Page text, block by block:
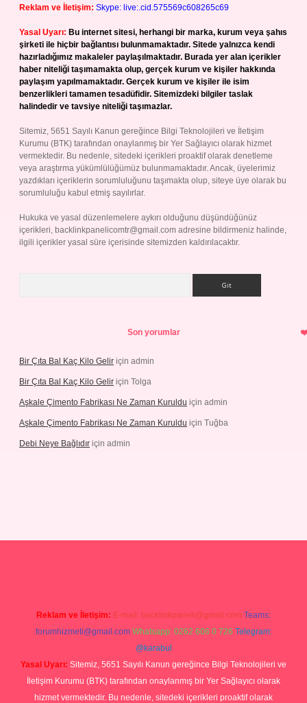
Reklam ve İletişim: Skype: live:.cid.575569c608265c69
Yasal Uyarı: Bu internet sitesi, herhangi bir marka, kurum veya şahıs
şirketi ile hiçbir bağlantısı bulunmamaktadır. Sitede yalnızca kendi
hazırladığımız makaleler paylaşılmaktadır. Burada yer alan içerikler
haber niteliği taşımamakta olup, gerçek kurum ve kişiler hakkında
paylaşım yapılmamaktadır. Gerçek kurum ve kişiler ile isim
benzerlikleri tamamen tesadüfidir. Sitemizdeki bilgiler taslak
halindedir ve tavsiye niteliği taşımazlar.
Sitemiz, 5651 Sayılı Kanun gereğince Bilgi Teknolojileri ve İletişim
Kurumu (BTK) tarafından onaylanmış bir Yer Sağlayıcı olarak hizmet
vermektedir. Bu nedenle, sitedeki içerikleri proaktif olarak denetleme
veya araştırma yükümlülüğümüz bulunmamaktadır. Ancak, üyelerimiz
yazdıkları içeriklerin sorumluluğunu taşımakta olup, siteye üye olarak bu
sorumluluğu kabul etmiş sayılırlar.
Hukuka ve yasal düzenlemelere aykırı olduğunu düşündüğünüz
içerikleri, backlinkpanelicomtr@gmail.com adresine bildirmeniz halinde,
ilgili içerikler yasal süre içerisinde sitemizden kaldırılacaktır.
Son yorumlar
Bir Çıta Bal Kaç Kilo Gelir için admin
Bir Çıta Bal Kaç Kilo Gelir için Tolga
Aşkale Çimento Fabrikası Ne Zaman Kuruldu için admin
Aşkale Çimento Fabrikası Ne Zaman Kuruldu için Tuğba
Debi Neye Bağlıdır için admin
Reklam ve İletişim: E-mail: backlinkpaneli@gmail.com Teams:
forumhizmeti@gmail.com Whatsapp: 0262 606 0 726 Telegram:
@karabul
Yasal Uyarı: Sitemiz, 5651 Sayılı Kanun gereğince Bilgi Teknolojileri ve
İletişim Kurumu (BTK) tarafından onaylanmış bir Yer Sağlayıcı olarak
hizmet vermektedir. Bu nedenle, sitedeki içerikleri proaktif olarak